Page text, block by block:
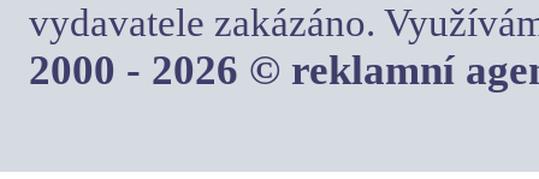
vydavatele zakázáno.
2000 - 2026 © reklamní